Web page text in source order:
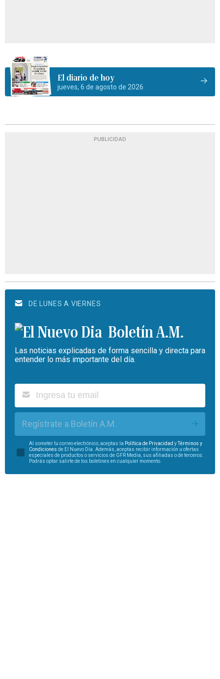
El diario de hoy
jueves, 6 de agosto de 2026
PUBLICIDAD
DE LUNES A VIERNES
Boletín A.M.
Las noticias explicadas de forma sencilla y directa para
entender lo más importante del día.
Regístrate a Boletín A.M.
Al someter tu correo electrónico, aceptas la Política de Privacidad yTérminos y
Condiciones de El Nuevo Día. Además, aceptas recibir información u ofertas
especiales de productos o servicios de GFR Media, sus afiliadas o de terceros.
Podrás optar salirte de los boletines en cualquier momento.